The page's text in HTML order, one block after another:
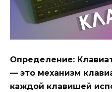
Определение:
— это механизм
каждой клавишей